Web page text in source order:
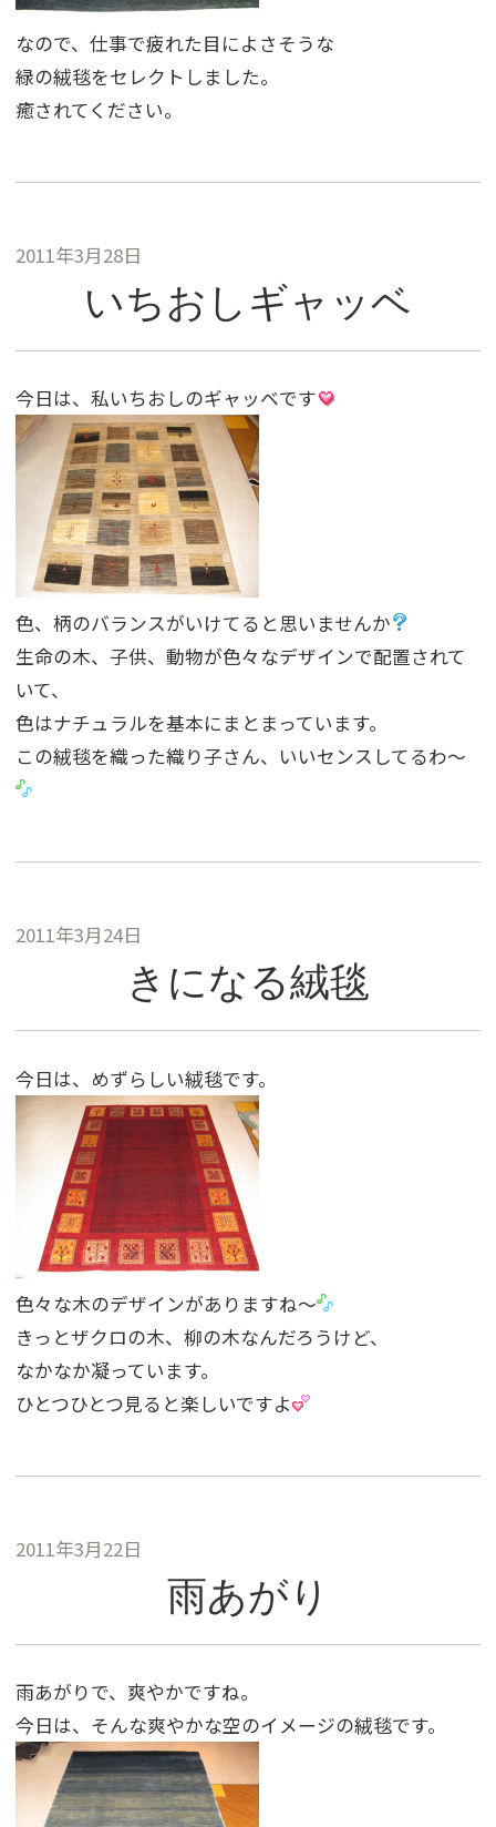
なので、仕事で疲れた目によさそうな
緑の絨毯をセレクトしました。
癒されてください。
2011年3月28日
いちおしギャッベ
今日は、私いちおしのギャッベです
色、柄のバランスがいけてると思いませんか
生命の木、子供、動物が色々なデザインで配置されて
いて、
色はナチュラルを基本にまとまっています。
この絨毯を織った織り子さん、いいセンスしてるわ〜
2011年3月24日
きになる絨毯
今日は、めずらしい絨毯です。
色々な木のデザインがありますね〜
きっとザクロの木、柳の木なんだろうけど、
なかなか凝っています。
ひとつひとつ見ると楽しいですよ
2011年3月22日
雨あがり
雨あがりで、爽やかですね。
今日は、そんな爽やかな空のイメージの絨毯です。